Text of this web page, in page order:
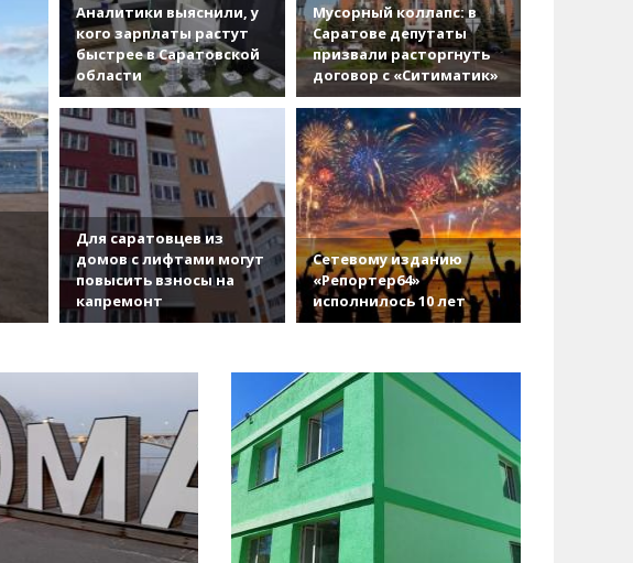
Аналитики выяснили, у
кого зарплаты растут
быстрее в Саратовской
области
Мусорный коллапс: в
Саратове депутаты
призвали расторгнуть
договор с «Ситиматик»
Для саратовцев из
домов с лифтами могут
повысить взносы на
капремонт
Сетевому изданию
«Репортер64»
исполнилось 10 лет